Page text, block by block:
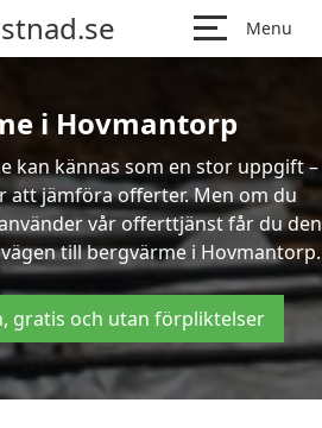
Menu
i Hovmantorp
kan kännas som en stor uppgift –
att jämföra offerter. Men om du
vår offerttjänst får du den
till bergvärme i Hovmantorp.
gratis och utan förpliktelser